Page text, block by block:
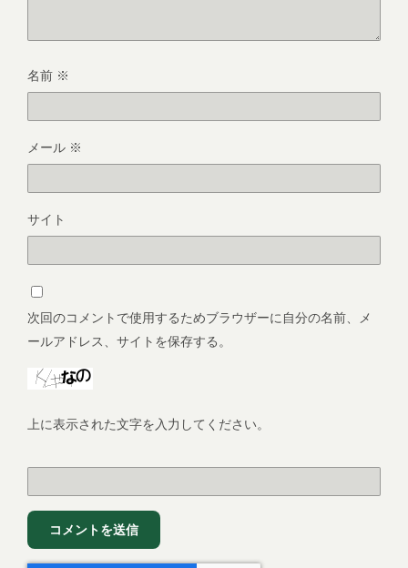
名前 ※
メール ※
サイト
次回のコメントで使用するためブラウザーに自分の名前、メ
ールアドレス、サイトを保存する。
上に表示された文字を入力してください。